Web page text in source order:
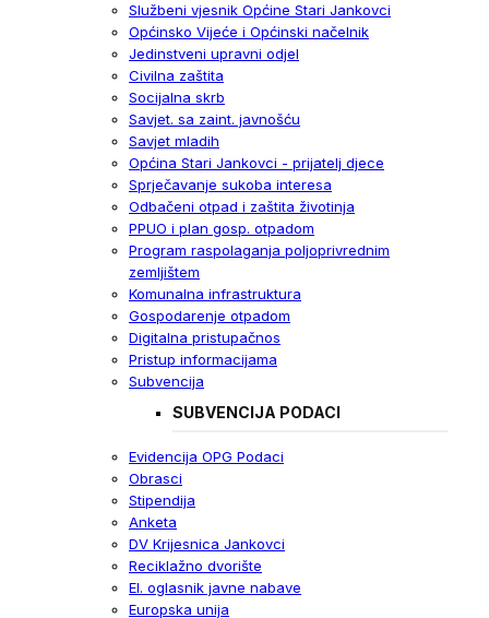
Službeni vjesnik Općine Stari Jankovci
Općinsko Vijeće i Općinski načelnik
Jedinstveni upravni odjel
Civilna zaštita
Socijalna skrb
Savjet. sa zaint. javnošću
Savjet mladih
Općina Stari Jankovci - prijatelj djece
Sprječavanje sukoba interesa
Odbačeni otpad i zaštita životinja
PPUO i plan gosp. otpadom
Program raspolaganja poljoprivrednim
zemljištem
Komunalna infrastruktura
Gospodarenje otpadom
Digitalna pristupačnos
Pristup informacijama
Subvencija
SUBVENCIJA PODACI
Evidencija OPG Podaci
Obrasci
Stipendija
Anketa
DV Krijesnica Jankovci
Reciklažno dvorište
El. oglasnik javne nabave
Europska unija